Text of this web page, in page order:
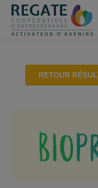
RETOUR